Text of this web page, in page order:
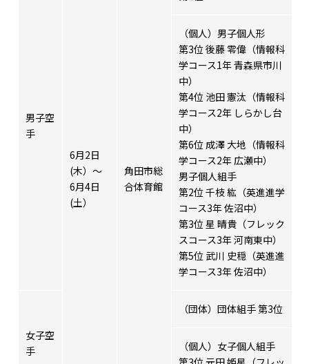
男子空
手
6月2日
(木）～
6月4日
(土）
角田市総
合体育館
（個人）男子個人形
第3位 後藤 零偉（情報科
学コース1年 青森県市川
中）
第4位 池田 憲汰（情報科
学コース2年 しらかし台
中）
第6位 成澤 大地（情報科
学コース2年 広瀬中）
男子個人組手
第2位 千枝 紘（英進進学
コース3年 佐沼中）
第3位 星 晴貴（フレック
スコース3年 河南東中）
第5位 武川 史穏（英進進
学コース3年 佐沼中）
女子空
手
（団体）団体組手 第3位
（個人）女子個人組手